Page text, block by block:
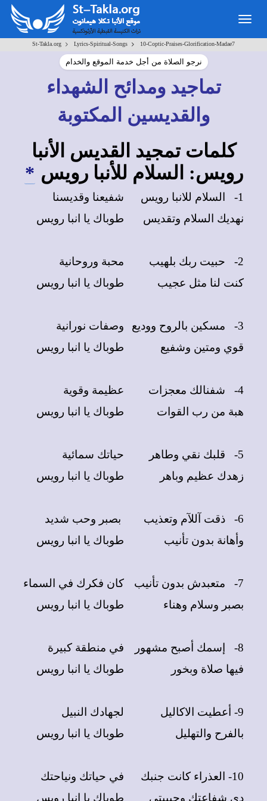
St-Takla.org > Lyrics-Spiritual-Songs > 10-Coptic-Praises-Glorification-Madae7
نرجو الصلاة من أجل خدمة الموقع والخدام
تماجيد ومدائح الشهداء
والقديسين المكتوبة
كلمات تمجيد القديس الأنبا
رويس: السلام للأنبا رويس *
1-
السلام للانبا رويس
نهديك السلام وتقديس
2-
حبيت ربك بلهيب
كنت لنا مثل عجيب
3-
مسكين بالروح ووديع
قوي ومتين وشفيع
4-
شفنالك معجزات
هبة من رب القوات
5-
قلبك نقي وطاهر
زهدك عظيم وباهر
6-
ذقت آللآم وتعذيب
وأهانة بدون تأنيب
7-
متعبدش بدون تأنيب
بصبر وسلام وهناء
8-
إسمك أصبح مشهور
فيها صلاة وبخور
9- أعطيت الاكاليل
بالفرح والتهليل
10- العذراء كانت جنبك
دي شفاعتك وحبيبتي
شفيعنا وقديسنا
طوباك يا انبا رويس
محبة وروحانية
طوباك يا انبا رويس
وصفات نورانية
طوباك يا انبا رويس
عظيمة وقوية
طوباك يا انبا رويس
حياتك سمائية
طوباك يا انبا رويس
بصبر وحب شديد
طوباك يا انبا رويس
كان فكرك في السماء
طوباك يا انبا رويس
في منطقة كبيرة
طوباك يا انبا رويس
لجهادك النبيل
طوباك يا انبا رويس
في حياتك ونياحتك
طوباك يا انبا رويس